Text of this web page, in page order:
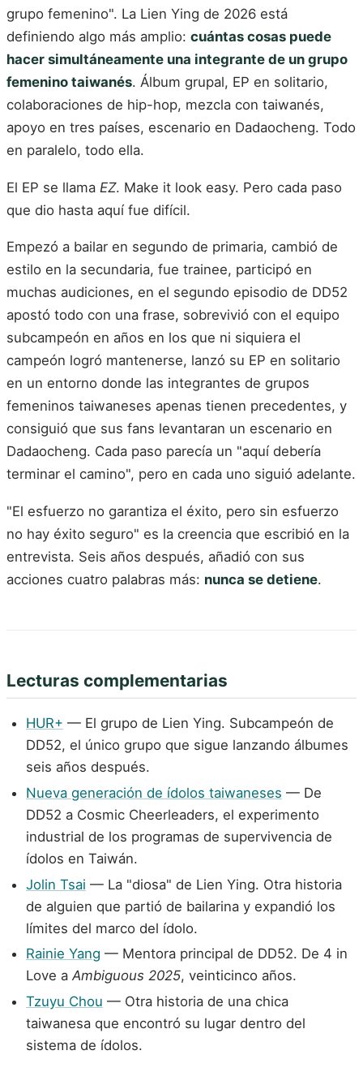
grupo femenino". La Lien Ying de 2026 está
definiendo algo más amplio: cuántas cosas puede
hacer simultáneamente una integrante de un grupo
femenino taiwanés. Álbum grupal, EP en solitario,
colaboraciones de hip-hop, mezcla con taiwanés,
apoyo en tres países, escenario en Dadaocheng. Todo
en paralelo, todo ella.
El EP se llama EZ. Make it look easy. Pero cada paso
que dio hasta aquí fue difícil.
Empezó a bailar en segundo de primaria, cambió de
estilo en la secundaria, fue trainee, participó en
muchas audiciones, en el segundo episodio de DD52
apostó todo con una frase, sobrevivió con el equipo
subcampeón en años en los que ni siquiera el
campeón logró mantenerse, lanzó su EP en solitario
en un entorno donde las integrantes de grupos
femeninos taiwaneses apenas tienen precedentes, y
consiguió que sus fans levantaran un escenario en
Dadaocheng. Cada paso parecía un "aquí debería
terminar el camino", pero en cada uno siguió adelante.
"El esfuerzo no garantiza el éxito, pero sin esfuerzo
no hay éxito seguro" es la creencia que escribió en la
entrevista. Seis años después, añadió con sus
acciones cuatro palabras más: nunca se detiene.
Lecturas complementarias
HUR+ — El grupo de Lien Ying. Subcampeón de
DD52, el único grupo que sigue lanzando álbumes
seis años después.
Nueva generación de ídolos taiwaneses — De
DD52 a Cosmic Cheerleaders, el experimento
industrial de los programas de supervivencia de
ídolos en Taiwán.
Jolin Tsai — La "diosa" de Lien Ying. Otra historia
de alguien que partió de bailarina y expandió los
límites del marco del ídolo.
Rainie Yang — Mentora principal de DD52. De 4 in
Love aAmbiguous 2025, veinticinco años.
Tzuyu Chou — Otra historia de una chica
taiwanesa que encontró su lugar dentro del
sistema de ídolos.